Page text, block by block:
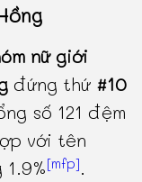
nữ giới
đứng thứ #10
số 121 đệm
với tên
[mfp].